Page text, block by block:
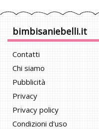
bimbisaniebelli.it
Contatti
Chi siamo
Pubblicità
Privacy
Privacy policy
Condizioni d'uso